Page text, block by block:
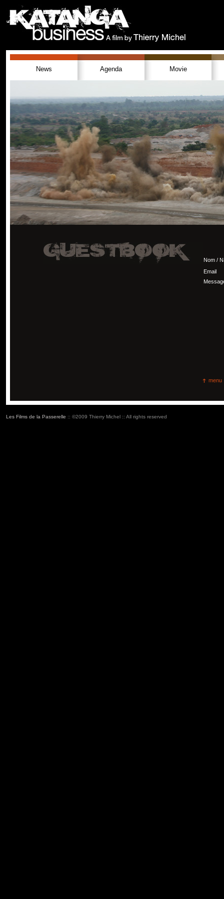
News Agenda Movie
Nom /
Email
menu
Les Films de la Passerelle :: ©2009 Thierry Michel :: All rights reserved